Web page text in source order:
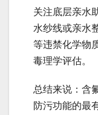
关注底层亲水
水纱线或亲水
等违禁化学物
毒理学评估。
总结来说：含
防污功能的最